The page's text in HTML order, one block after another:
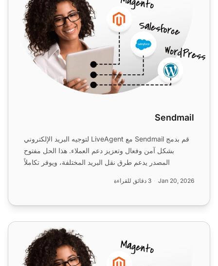
Sendmail
قم بدمج Sendmail مع LiveAgent لتوجيه البريد الإلكتروني
بشكل آمن وفعال وتعزيز دعم العملاء. هذا الحل مفتوح
المصدر يدعم طرق نقل البريد المختلفة، ويوفر تكاملاً
Jan 20, 2026 3 دقائق للقراءة
MailEnable